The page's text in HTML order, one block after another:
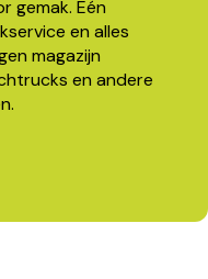
gemak. Eén
en alles
magazijn
en andere